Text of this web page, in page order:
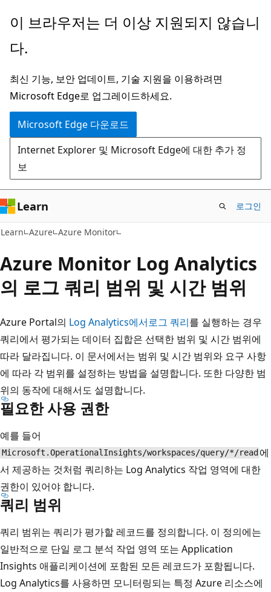
주
콘
츠
로
건
너
뛰
기
이 브라우저는 더 이상 지원되지 않습니
다.
최신 기능, 보안 업데이트, 기술 지원을 이용하려면
Microsoft Edge로 업그레이드하세요.
Microsoft Edge 다운로드
Internet Explorer 및 Microsoft Edge에 대한 추가 정
보
Learn 로그인
Learn Azure Azure Monitor
Azure Monitor Log Analytics
의 로그 쿼리 범위 및 시간 범위
Azure Portal의 Log Analytics에서로그 쿼리를 실행하는 경우
쿼리에서 평가되는 데이터 집합은 선택한 범위 및 시간 범위에
따라 달라집니다. 이 문서에서는 범위 및 시간 범위와 요구 사항
에 따라 각 범위를 설정하는 방법을 설명합니다. 또한 다양한 범
위의 동작에 대해서도 설명합니다.
필요한 사용 권한
예를 들어
Microsoft.OperationalInsights/workspaces/query/*/read 에
서 제공하는 것처럼 쿼리하는 Log Analytics 작업 영역에 대한
권한이 있어야 합니다.
쿼리 범위
쿼리 범위는 쿼리가 평가할 레코드를 정의합니다. 이 정의에는
일반적으로 단일 로그 분석 작업 영역 또는 Application
Insights 애플리케이션에 포함된 모든 레코드가 포함됩니다.
Log Analytics를 사용하면 모니터링되는 특정 Azure 리소스에